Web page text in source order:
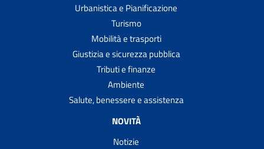
Urbanistica e Pianificazione
Turismo
Mobilità e trasporti
Giustizia e sicurezza pubblica
Tributi e finanze
Ambiente
Salute, benessere e assistenza
NOVITÀ
Notizie